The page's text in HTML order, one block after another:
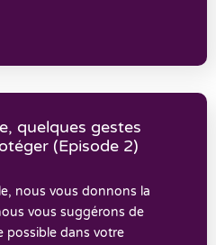
quelques gestes
(Episode 2)
nous vous donnons la
vous suggérons de
possible dans votre